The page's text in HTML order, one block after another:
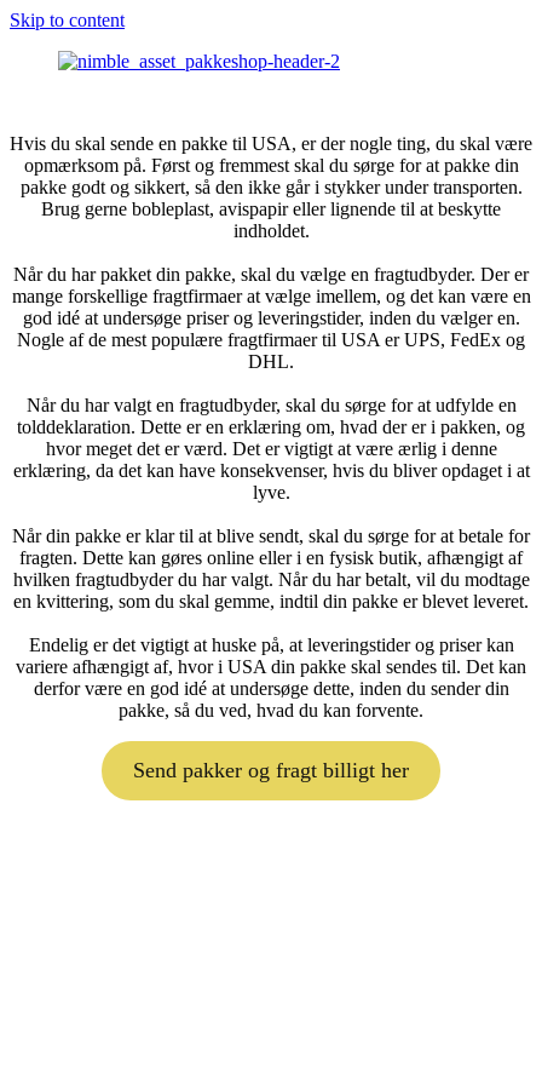
Skip to content
Hvis du skal sende en pakke til USA, er der nogle ting, du skal være
opmærksom på. Først og fremmest skal du sørge for at pakke din
pakke godt og sikkert, så den ikke går i stykker under transporten.
Brug gerne bobleplast, avispapir eller lignende til at beskytte
indholdet.
Når du har pakket din pakke, skal du vælge en fragtudbyder. Der er
mange forskellige fragtfirmaer at vælge imellem, og det kan være en
god idé at undersøge priser og leveringstider, inden du vælger en.
Nogle af de mest populære fragtfirmaer til USA er UPS, FedEx og
DHL.
Når du har valgt en fragtudbyder, skal du sørge for at udfylde en
tolddeklaration. Dette er en erklæring om, hvad der er i pakken, og
hvor meget det er værd. Det er vigtigt at være ærlig i denne
erklæring, da det kan have konsekvenser, hvis du bliver opdaget i at
lyve.
Når din pakke er klar til at blive sendt, skal du sørge for at betale for
fragten. Dette kan gøres online eller i en fysisk butik, afhængigt af
hvilken fragtudbyder du har valgt. Når du har betalt, vil du modtage
en kvittering, som du skal gemme, indtil din pakke er blevet leveret.
Endelig er det vigtigt at huske på, at leveringstider og priser kan
variere afhængigt af, hvor i USA din pakke skal sendes til. Det kan
derfor være en god idé at undersøge dette, inden du sender din
pakke, så du ved, hvad du kan forvente.
Send pakker og fragt billigt her